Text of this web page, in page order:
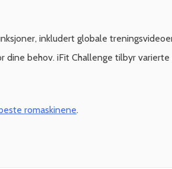
inkludert globale
behov. iFit Challenge tilbyr
romaskinene.